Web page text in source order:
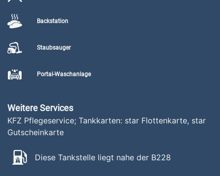
Backstation
Staubsauger
Portal-Waschanlage
Weitere Services
KFZ Pflegeservice; Tankkarten: star Flottenkarte, star
Gutscheinkarte
Diese Tankstelle liegt nahe der B228